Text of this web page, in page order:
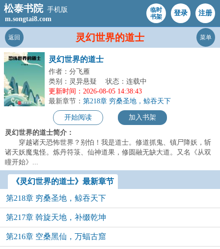
松泰书院 手机版
m.songtai8.com
临时
书架
登录 注册
灵幻世界的道士
返回 菜单
灵幻世界的道士
作者：分飞雁
类别：灵异悬疑
状态：连载中
更新时间：2026-08-05 14:38:43
最新章节： 第218章 穷桑圣地，鲸吞天下
开始阅读 加入书架
灵幻世界的道士简介：
穿越诸天恐怖世界？别怕！我是道士。修道抓鬼、镇尸降妖，斩
诸天妖魔鬼怪。炼丹符箓、仙神道果，修圆融无缺大道。又名《从双
瞳开始》...
《灵幻世界的道士》最新章节
第218章 穷桑圣地，鲸吞天下
第217章 斡旋天地，补缀乾坤
第216章 空桑黑仙，万蝠古窟